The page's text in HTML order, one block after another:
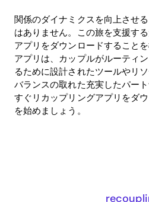
関係のダイナミクスを向上させ
はありません。この旅を支援す
アプリをダウンロードすること
アプリは、カップルがルーティ
るために設計されたツールやリ
バランスの取れた充実したパー
すぐリカップリングアプリをダ
を始めましょう。